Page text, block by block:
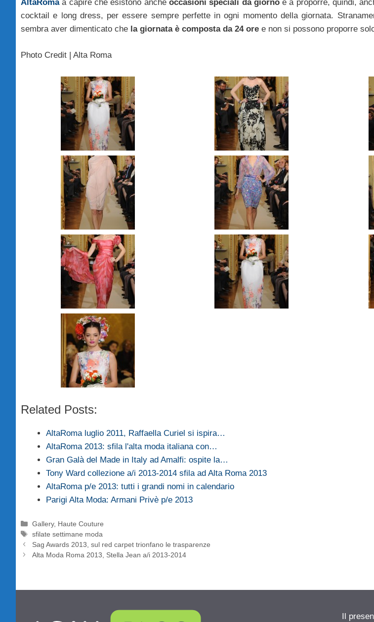
AltaRomaa capire che esistono anche occasioni speciali da giornoe a proporre, quindi,
cocktail e long dress, per essere sempre perfette in ogni momento della giornata.
sembra aver dimenticato che la giornata è composta da 24 ore e non si possono proporre
Photo Credit | Alta Roma
Related Posts:
AltaRoma luglio 2011, Raffaella Curiel si ispira…
AltaRoma 2013: sfila l'alta moda italiana con…
Gran Galà del Made in Italy ad Amalfi: ospite la…
Tony Ward collezione a/i 2013-2014 sfila ad Alta Roma 2013
AltaRoma p/e 2013: tutti i grandi nomi in calendario
Parigi Alta Moda: Armani Privè p/e 2013
Categorie
Gallery, Haute Couture
Tag
sfilate settimane moda
Sag Awards 2013, sul red carpet trionfano le trasparenze
Alta Moda Roma 2013, Stella Jean a/i 2013-2014
Il